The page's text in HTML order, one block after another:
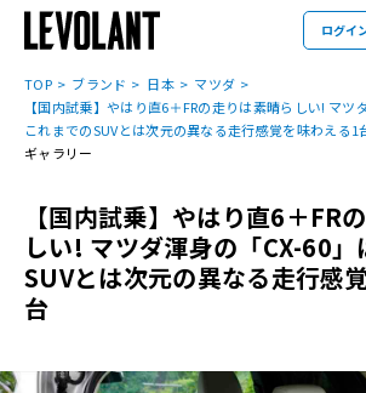
ログイ
TOP ブランド 日本
マツダ
【国内試乗】やはり直6＋FRの走りは素晴らしい! マツ
これまでのSUVとは次元の異なる走行感覚を味わえる1
ギャラリー
【国内試乗】やはり直6＋FR
しい! マツダ渾身の「CX-60」
SUVとは次元の異なる走行感
台